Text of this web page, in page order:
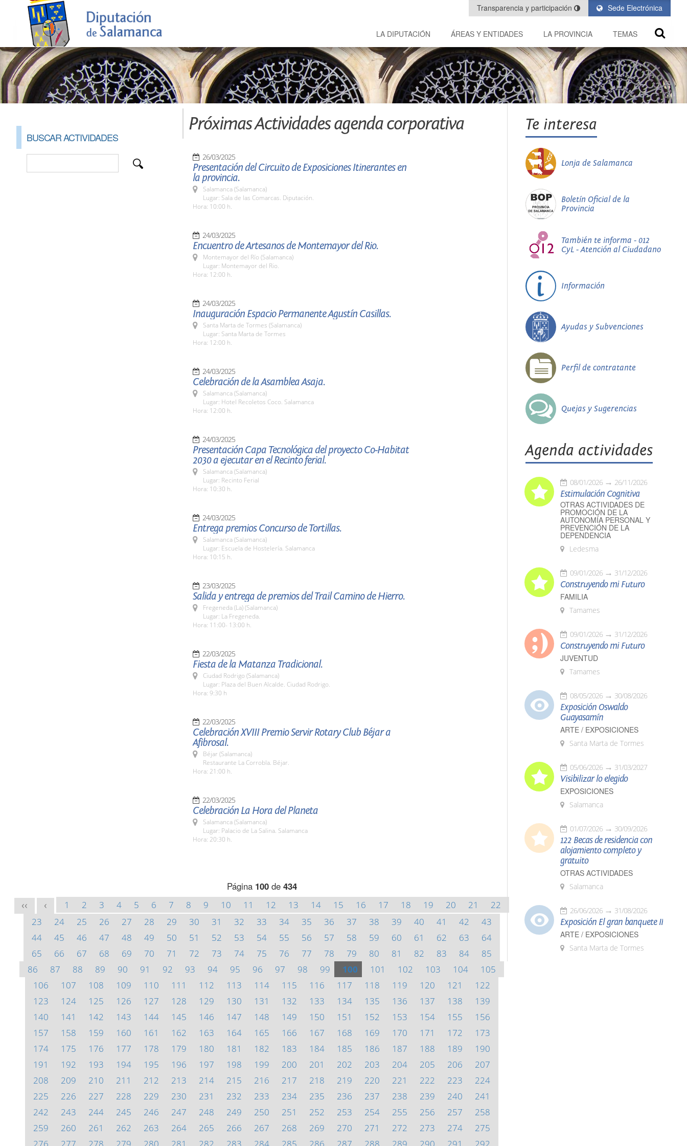
Sede Electrónica
Transparencia y participación
LA DIPUTACIÓN ÁREAS Y ENTIDADES LA PROVINCIA TEMAS
BUSCAR ACTIVIDADES
Próximas Actividades agenda corporativa
26/03/2025
Presentación del Circuito de Exposiciones Itinerantes en
la provincia.
Salamanca (Salamanca)
Lugar: Sala de las Comarcas. Diputación.
Hora: 10:00 h.
24/03/2025
Encuentro de Artesanos de Montemayor del Rio.
Montemayor del Río (Salamanca)
Lugar: Montemayor del Rio.
Hora: 12:00 h.
24/03/2025
Inauguración Espacio Permanente Agustín Casillas.
Santa Marta de Tormes (Salamanca)
Lugar: Santa Marta de Tormes
Hora: 12:00 h.
24/03/2025
Celebración de la Asamblea Asaja.
Salamanca (Salamanca)
Lugar: Hotel Recoletos Coco. Salamanca
Hora: 12:00 h.
24/03/2025
Presentación Capa Tecnológica del proyecto Co-Habitat
2030 a ejecutar en el Recinto ferial.
Salamanca (Salamanca)
Lugar: Recinto Ferial
Hora: 10:30 h.
24/03/2025
Entrega premios Concurso de Tortillas.
Salamanca (Salamanca)
Lugar: Escuela de Hostelería. Salamanca
Hora: 10:15 h.
23/03/2025
Salida y entrega de premios del Trail Camino de Hierro.
Fregeneda (La) (Salamanca)
Lugar: La Fregeneda.
Hora: 11:00- 13:00 h.
22/03/2025
Fiesta de la Matanza Tradicional.
Ciudad Rodrigo (Salamanca)
Lugar: Plaza del Buen Alcalde. Ciudad Rodrigo.
Hora: 9:30 h
22/03/2025
Celebración XVIII Premio Servir Rotary Club Béjar a
Afibrosal.
Béjar (Salamanca)
Restaurante La Corrobla. Béjar.
Hora: 21:00 h.
22/03/2025
Celebración La Hora del Planeta
Salamanca (Salamanca)
Lugar: Palacio de La Salina. Salamanca
Hora: 20:30 h.
Página 100de 434
<< < 1 2 3 4 5 6 7 8 9 10 11 12 13 14 15 16 17 18 19 20 21
22
23
24 25 26 27 28 29 30 31 32 33 34 35 36 37 38 39 40 41 42
43
44
45 46 47 48 49 50 51 52 53 54 55 56 57 58 59 60 61 62 63
64
65
66 67 68 69 70 71 72 73 74 75 76 77 78 79 80 81 82 83 84
85
86
87 88 89 90 91 92 93 94 95 96 97 98 99 100 101 102 103 104
105
106
107 108 109 110 111 112 113 114 115 116 117 118 119 120 121
122
123
124 125 126 127 128 129 130 131 132 133 134 135 136 137 138
139
140
141 142 143 144 145 146 147 148 149 150 151 152 153 154 155
156
157
158 159 160 161 162 163 164 165 166 167 168 169 170 171 172
173
174
175 176 177 178 179 180 181 182 183 184 185 186 187 188 189
190
191
192 193 194 195 196 197 198 199 200 201 202 203 204 205 206
207
208
209 210 211 212 213 214 215 216 217 218 219 220 221 222 223
224
225
226 227 228 229 230 231 232 233 234 235 236 237 238 239 240
241
242
243 244 245 246 247 248 249 250 251 252 253 254 255 256 257
258
259
260 261 262 263 264 265 266 267 268 269 270 271 272 273 274
275
Te interesa
Lonja de Salamanca
Boletín Oficial de la
Provincia
También te informa - 012
CyL - Atención al Ciudadano
Información
Ayudas y Subvenciones
Perfil de contratante
Quejas y Sugerencias
Agenda actividades
08/01/2026 26/11/2026
Estimulación Cognitiva
OTRAS ACTIVIDADES DE
PROMOCIÓN DE LA
AUTONOMÍA PERSONAL Y
PREVENCIÓN DE LA
DEPENDENCIA
Ledesma
09/01/2026 31/12/2026
Construyendo mi Futuro
FAMILIA
Tamames
09/01/2026 31/12/2026
Construyendo mi Futuro
JUVENTUD
Tamames
08/05/2026 30/08/2026
Exposición Oswaldo
Guayasamín
ARTE / EXPOSICIONES
Santa Marta de Tormes
05/06/2026 31/03/2027
Visibilizar lo elegido
EXPOSICIONES
Salamanca
01/07/2026 30/09/2026
122 Becas de residencia con
alojamiento completo y
gratuito
OTRAS ACTIVIDADES
Salamanca
26/06/2026 31/08/2026
Exposición El gran banquete II
ARTE / EXPOSICIONES
Santa Marta de Tormes